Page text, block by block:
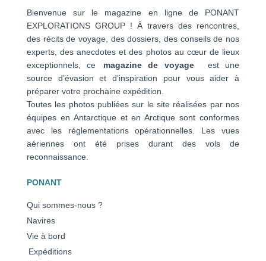
Bienvenue sur le magazine en ligne de PONANT
EXPLORATIONS GROUP ! À travers des rencontres,
des récits de voyage, des dossiers, des conseils de nos
experts, des anecdotes et des photos au cœur de lieux
exceptionnels, ce magazine de voyage
est une
source d’évasion et d’inspiration pour vous aider à
préparer votre prochaine expédition.
Toutes les photos publiées sur le site réalisées par nos
équipes en Antarctique et en Arctique sont conformes
avec les réglementations opérationnelles. Les vues
aériennes ont été prises durant des vols de
reconnaissance.
PONANT
Qui sommes-nous ?
Navires
Vie à bord
Expéditions